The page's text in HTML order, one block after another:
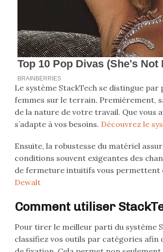
Le système StackTech se distingue
femmes sur le terrain. Premièrement,
de la nature de votre travail. Que vous
s’adapte à vos besoins. Découvrez le
Ensuite, la robustesse du matériel
conditions souvent exigeantes des
de fermeture intuitifs vous permettent
Dewalt
Comment utiliser
Pour tirer le meilleur parti du système
classifiez vos outils par catégories afin